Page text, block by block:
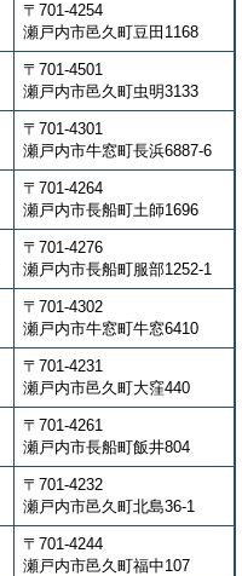
〒701-4254
瀬戸内市邑久町豆田1168
〒701-4501
瀬戸内市邑久町虫明3133
〒701-4301
瀬戸内市牛窓町長浜6887-6
〒701-4264
瀬戸内市長船町土師1696
〒701-4276
瀬戸内市長船町服部1252-1
〒701-4302
瀬戸内市牛窓町牛窓6410
〒701-4231
瀬戸内市邑久町大窪440
〒701-4261
瀬戸内市長船町飯井804
〒701-4232
瀬戸内市邑久町北島36-1
〒701-4244
瀬戸内市邑久町福中107